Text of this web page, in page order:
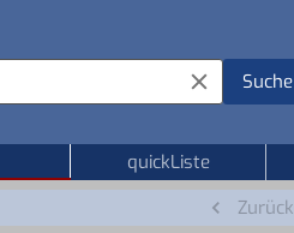
Suche
quickListe
Zurück